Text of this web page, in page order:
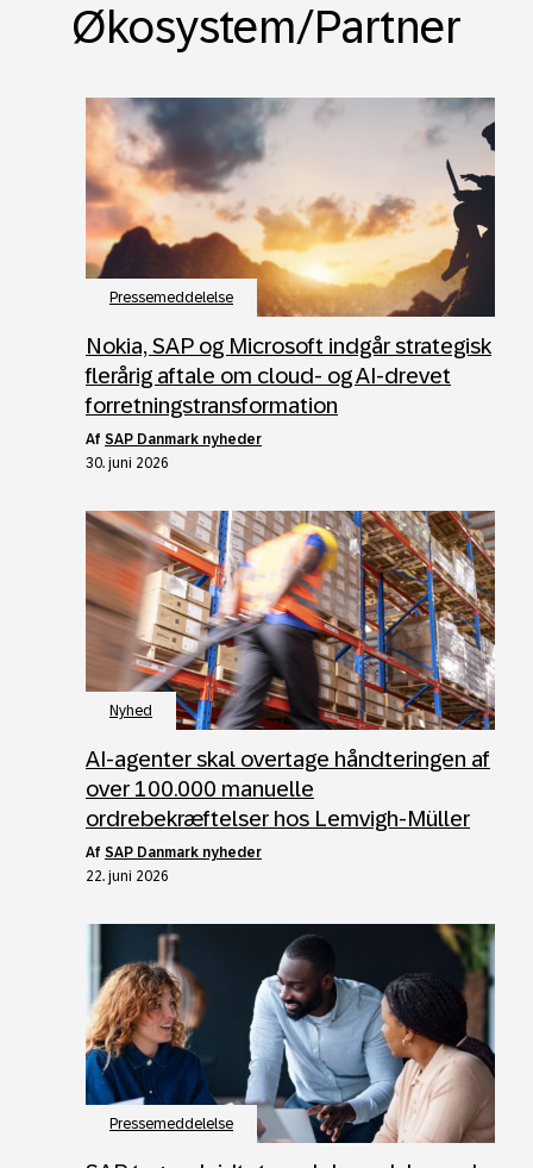
Økosystem/Partner
Pressemeddelelse
Nokia, SAP og Microsoft indgår strategisk
flerårig aftale om cloud- og AI-drevet
forretningstransformation
af SAP Danmark nyheder
30. juni 2026
Nyhed
AI‑agenter skal overtage håndteringen af
over 100.000 manuelle
ordrebekræftelser hos Lemvigh‑Müller
af SAP Danmark nyheder
22. juni 2026
Pressemeddelelse